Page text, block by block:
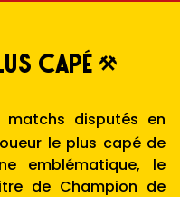
capé
matchs disputés en
le plus capé de
emblématique, le
de Champion de